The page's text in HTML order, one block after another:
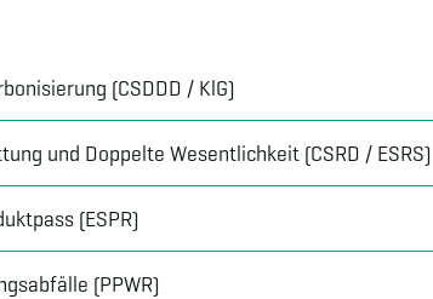
(CSDDD / KlG)
und Doppelte Wesentlichkeit (CSRD / ESRS)
(ESPR)
(PPWR)